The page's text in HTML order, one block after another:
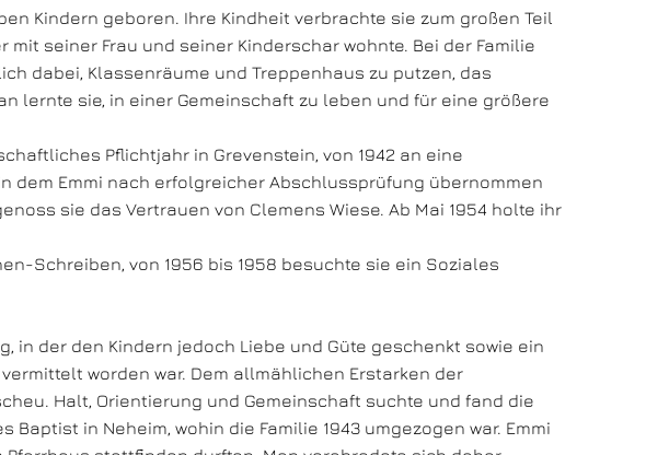
Kindern geboren. Ihre Kindheit verbrachte sie zum großen Teil
seiner Frau und seiner Kinderschar wohnte. Bei der Familie
dabei, Klassenräume und Treppenhaus zu putzen, das
lernte sie, in einer Gemeinschaft zu leben und für eine größere
Pflichtjahr in Grevenstein, von 1942 an eine
dem Emmi nach erfolgreicher Abschlussprüfung übernommen
sie das Vertrauen von Clemens Wiese. Ab Mai 1954 holte ihr
Schreiben, von 1956 bis 1958 besuchte sie ein Soziales
in der den Kindern jedoch Liebe und Güte geschenkt sowie ein
worden war. Dem allmählichen Erstarken der
Halt, Orientierung und Gemeinschaft suchte und fand die
in Neheim, wohin die Familie 1943 umgezogen war. Emmi